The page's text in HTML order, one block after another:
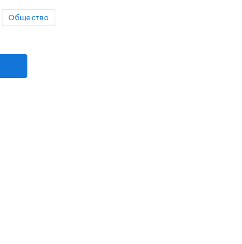
Общество